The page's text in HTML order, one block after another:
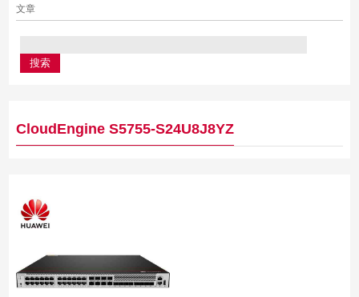
文章
CloudEngine S5755-S24U8J8YZ